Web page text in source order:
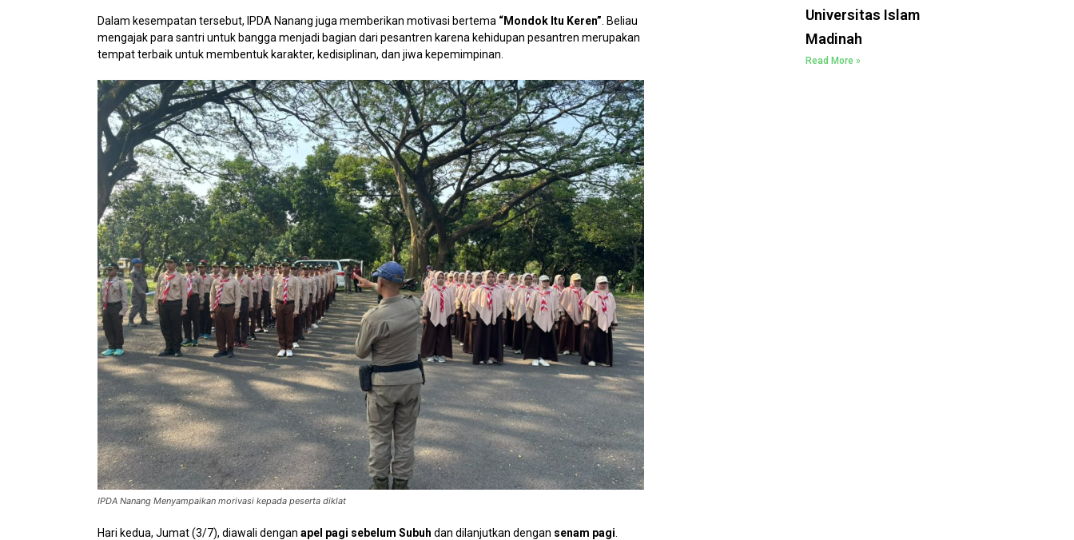
Dalam kesempatan tersebut, IPDA Nanang juga memberikan motivasi bertema “Mondok Itu Keren” . Beliau
mengajak para santri untuk bangga menjadi bagian dari pesantren karena kehidupan pesantren merupakan
tempat terbaik untuk membentuk karakter, kedisiplinan, dan jiwa kepemimpinan.
IPDA Nanang Menyampaikan morivasi kepada peserta diklat
Hari kedua, Jumat (3/7), diawali dengan apel pagi sebelum Subuh dan dilanjutkan dengan senam pagi
Universitas Islam
Madinah
Read More »